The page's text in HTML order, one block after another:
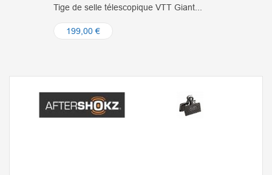
Tige de selle télescopique VTT Giant...
199,00 €